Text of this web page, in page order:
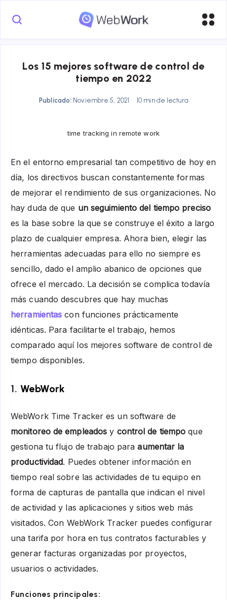
Los 15 mejores software de control de
tiempo en 2022
Publicado: Noviembre 5, 2021 10 min de lectura
time tracking in remote work
En el entorno empresarial tan competitivo de hoy en
día, los directivos buscan constantemente formas
de mejorar el rendimiento de sus organizaciones. No
hay duda de que un seguimiento del tiempo preciso
es la base sobre la que se construye el éxito a largo
plazo de cualquier empresa. Ahora bien, elegir las
herramientas adecuadas para ello no siempre es
sencillo, dado el amplio abanico de opciones que
ofrece el mercado. La decisión se complica todavía
más cuando descubres que hay muchas
herramientas con funciones prácticamente
idénticas. Para facilitarte el trabajo, hemos
comparado aquí los mejores software de control de
tiempo disponibles.
1. WebWork
WebWork Time Tracker es un software de
monitoreo de empleados y control de tiempo que
gestiona tu flujo de trabajo paraaumentar la
productividad. Puedes obtener información en
tiempo real sobre las actividades de tu equipo en
forma de capturas de pantalla que indican el nivel
de actividad y las aplicaciones y sitios web más
visitados. Con WebWork Tracker puedes configurar
una tarifa por hora en tus contratos facturables y
generar facturas organizadas por proyectos,
usuarios o actividades.
Funciones principales: